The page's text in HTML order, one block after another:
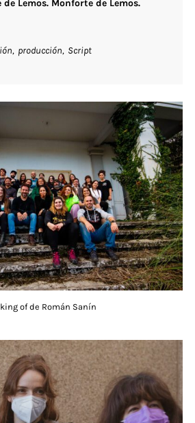
de Lemos. Monforte de Lemos.
producción Script
of de Román Sanín